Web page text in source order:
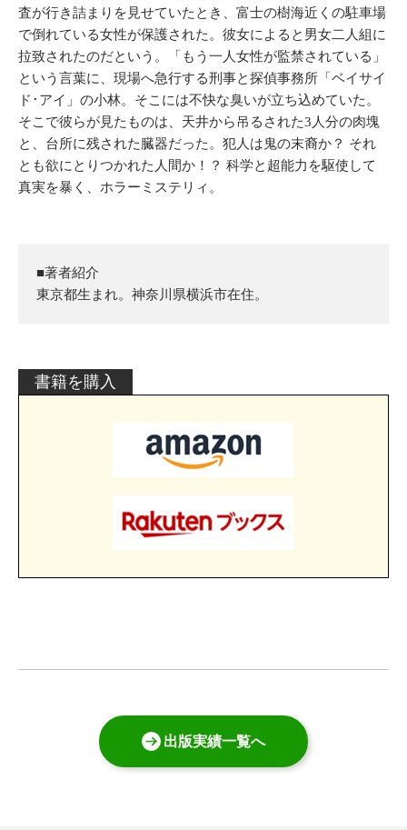
査が行き詰まりを見せていたとき、富士の樹海近くの駐車場
で倒れている女性が保護された。彼女によると男女二人組に
拉致されたのだという。「もう一人女性が監禁されている」
という言葉に、現場へ急行する刑事と探偵事務所「ベイサイ
ド･アイ」の小林。そこには不快な臭いが立ち込めていた。
そこで彼らが見たものは、天井から吊るされた3人分の肉塊
と、台所に残された臓器だった。犯人は鬼の末裔か？ それ
とも欲にとりつかれた人間か！？ 科学と超能力を駆使して
真実を暴く、ホラーミステリィ。
■著者紹介
東京都生まれ。神奈川県横浜市在住。
書籍を購入
出版実績一覧へ